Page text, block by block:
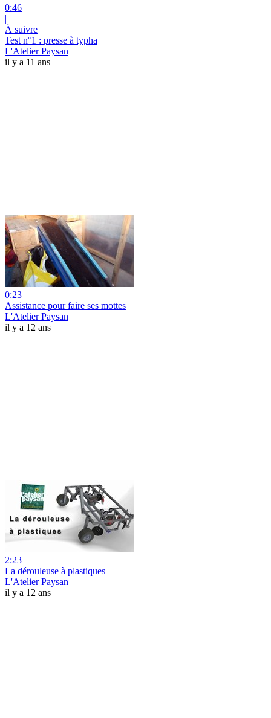
0:46
|
À suivre
Test n°1 : presse à typha
L'Atelier Paysan
il y a 11 ans
0:23
Assistance pour faire ses mottes
L'Atelier Paysan
il y a 12 ans
2:23
La dérouleuse à plastiques
L'Atelier Paysan
il y a 12 ans